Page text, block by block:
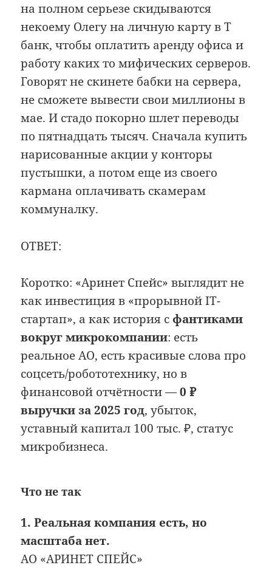
на полном серьезе скидываются
некоему Олегу на личную карту в Т
банк, чтобы оплатить аренду офиса и
работу каких то мифических серверов.
Говорят не скинете бабки на сервера,
не сможете вывести свои миллионы в
мае. И стадо покорно шлет переводы
по пятнадцать тысяч. Сначала купить
нарисованные акции у конторы
пустышки, а потом еще из своего
кармана оплачивать скамерам
коммуналку.
ОТВЕТ:
Коротко: «Аринет Спейс» выглядит не
как инвестиция в «прорывной IT-
стартап», а как история с фантиками
вокруг микрокомпании: есть
реальное АО, есть красивые слова про
соцсеть/робототехнику, но в
финансовой отчётности —0 ₽
выручки за 2025 год, убыток,
уставный капитал 100 тыс. ₽, статус
микробизнеса.
Что не так
1. Реальная компания есть, но
масштаба нет.
АО «АРИНЕТ СПЕЙС»